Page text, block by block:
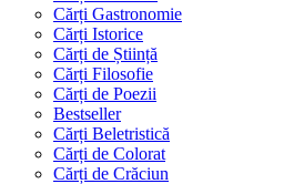
Cărți Gastronomie
Cărți Istorice
Cărți de Știință
Cărți Filosofie
Cărți de Poezii
Bestseller
Cărți Beletristică
Cărți de Colorat
Cărți de Crăciun